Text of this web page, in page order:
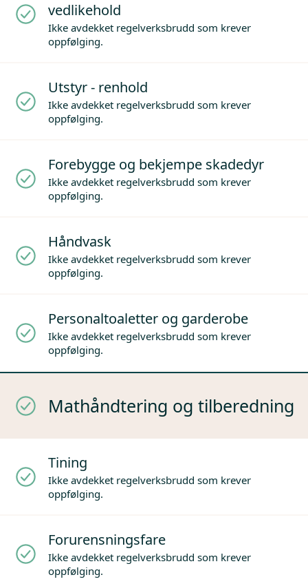
vedlikehold
Ikke avdekket regelverksbrudd som krever
oppfølging.
Utstyr - renhold
Ikke avdekket regelverksbrudd som krever
oppfølging.
Forebygge og bekjempe skadedyr
Ikke avdekket regelverksbrudd som krever
oppfølging.
Håndvask
Ikke avdekket regelverksbrudd som krever
oppfølging.
Personaltoaletter og garderobe
Ikke avdekket regelverksbrudd som krever
oppfølging.
Mathåndtering og tilberedning
Tining
Ikke avdekket regelverksbrudd som krever
oppfølging.
Forurensningsfare
Ikke avdekket regelverksbrudd som krever
oppfølging.